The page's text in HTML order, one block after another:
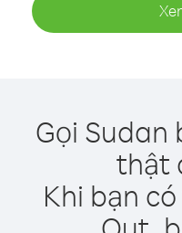
Gọi Sudan
thật
Khi bạn